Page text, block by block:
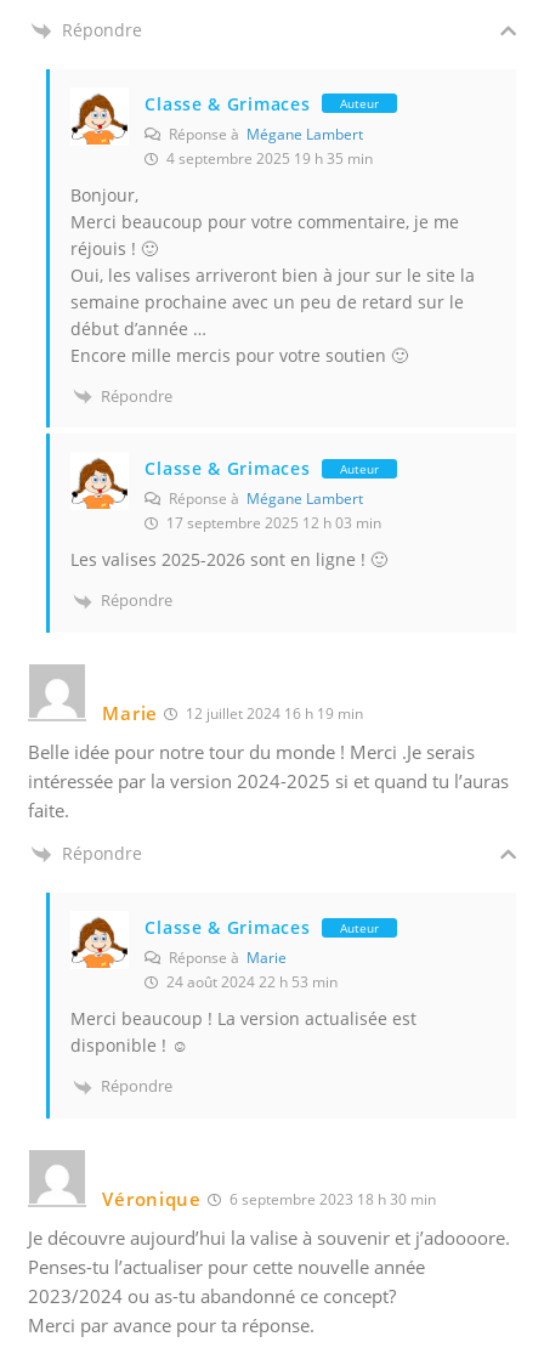
Répondre
Classe & Grimaces Auteur
Réponse à Mégane Lambert
4 septembre 2025 19 h 35 min
Bonjour,
Merci beaucoup pour votre commentaire, je me
réjouis ! 🙂
Oui, les valises arriveront bien à jour sur le site la
semaine prochaine avec un peu de retard sur le
début d’année …
Encore mille mercis pour votre soutien 🙂
Répondre
Classe & Grimaces Auteur
Réponse à Mégane Lambert
17 septembre 2025 12 h 03 min
Les valises 2025-2026 sont en ligne ! 🙂
Répondre
Marie 12 juillet 2024 16 h 19 min
Belle idée pour notre tour du monde ! Merci .Je serais
intéressée par la version 2024-2025 si et quand tu l’auras
faite.
Répondre
Classe & Grimaces Auteur
Réponse à Marie
24 août 2024 22 h 53 min
Merci beaucoup ! La version actualisée est
disponible ! ☺️
Répondre
Véronique 6 septembre 2023 18 h 30 min
Je découvre aujourd’hui la valise à souvenir et j’adoooore.
Penses-tu l’actualiser pour cette nouvelle année
2023/2024 ou as-tu abandonné ce concept?
Merci par avance pour ta réponse.